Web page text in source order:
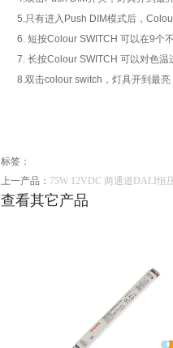
5.只有进入Push DIM模式后，
6. 短按Colour SWITCH 可以在9个
7. 长按Colour SWITCH 可以对色
8.双击colour switch，灯具开到最
标签：
上一产品： 75W 12VDC 两通道DALI恒
查看其它产品